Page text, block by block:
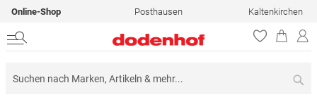
Online-Shop Posthausen Kaltenkirchen